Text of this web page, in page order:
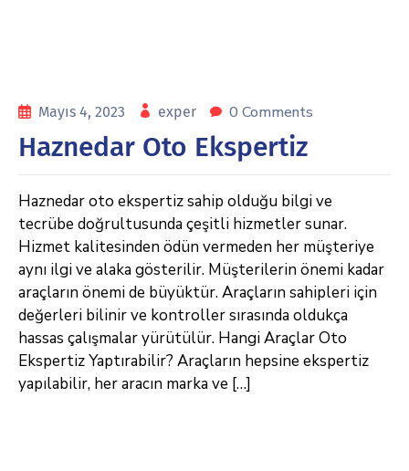
Mayıs 4, 2023 exper 0 Comments
Haznedar Oto Ekspertiz
Haznedar oto ekspertiz sahip olduğu bilgi ve
tecrübe doğrultusunda çeşitli hizmetler sunar.
Hizmet kalitesinden ödün vermeden her müşteriye
aynı ilgi ve alaka gösterilir. Müşterilerin önemi kadar
araçların önemi de büyüktür. Araçların sahipleri için
değerleri bilinir ve kontroller sırasında oldukça
hassas çalışmalar yürütülür. Hangi Araçlar Oto
Ekspertiz Yaptırabilir? Araçların hepsine ekspertiz
yapılabilir, her aracın marka ve […]